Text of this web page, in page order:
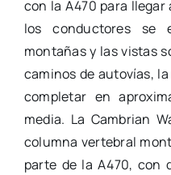
con la A470 para llegar
los conductores se
montañas y las vistas
caminos de autovías,
completar en
media. La Cambrian
columna vertebral
parte de la A470, con